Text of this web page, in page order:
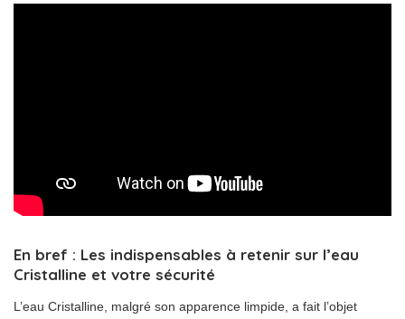
En bref : Les indispensables à retenir sur l’eau
Cristalline et votre sécurité
L’eau Cristalline, malgré son apparence limpide, a fait l’objet